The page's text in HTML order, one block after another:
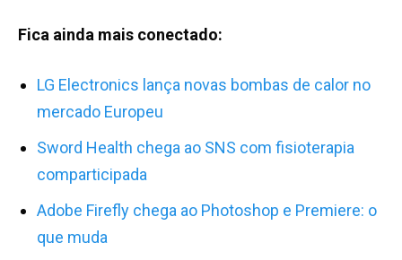
Fica ainda mais conectado:
LG Electronics lança novas bombas de calor no
mercado Europeu
Sword Health chega ao SNS com fisioterapia
comparticipada
Adobe Firefly chega ao Photoshop e Premiere: o
que muda